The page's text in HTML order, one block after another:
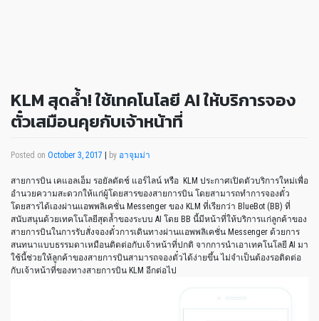
KLM สุดล้ำ! ใช้เทคโนโลยี AI ให้บริการจอง
ตั๋วเสมือนคุยกับเจ้าหน้าที่
Posted on October 3, 2017 by อาจุมม่า
สายการบิน เคแอลเอ็ม รอยัลดัตช์ แอร์ไลน์ หรือ KLM ประกาศเปิดตัวบริการใหม่เพื่อ
อำนวยความสะดวกให้แก่ผู้โดยสารของสายการบิน โดยสามารถทำการจองตั๋ว
โดยสารได้เองผ่านแอพพลิเคชั่น Messenger ของ KLM ที่เรียกว่า BlueBot (BB) ที่
สนับสนุนด้วยเทคโนโลยีสุดล้ำของระบบ AI โดย BB นี้มีหน้าที่ให้บริการแก่ลูกค้าของ
สายการบินในการรับสั่งจองตั๋วการเดินทางผ่านแอพพลิเคชั่น Messenger ด้วยการ
สนทนาแบบธรรมดาเหมือนติดต่อกับเจ้าหน้าที่ปกติ จากการนำเอาเทคโนโลยี AI มา
ใช้นี้ช่วยให้ลูกค้าของสายการบินสามารถจองตั๋วได้ง่ายขึ้น ไม่จำเป็นต้องรอติดต่อ
กับเจ้าหน้าที่ของทางสายการบิน KLM อีกต่อไป